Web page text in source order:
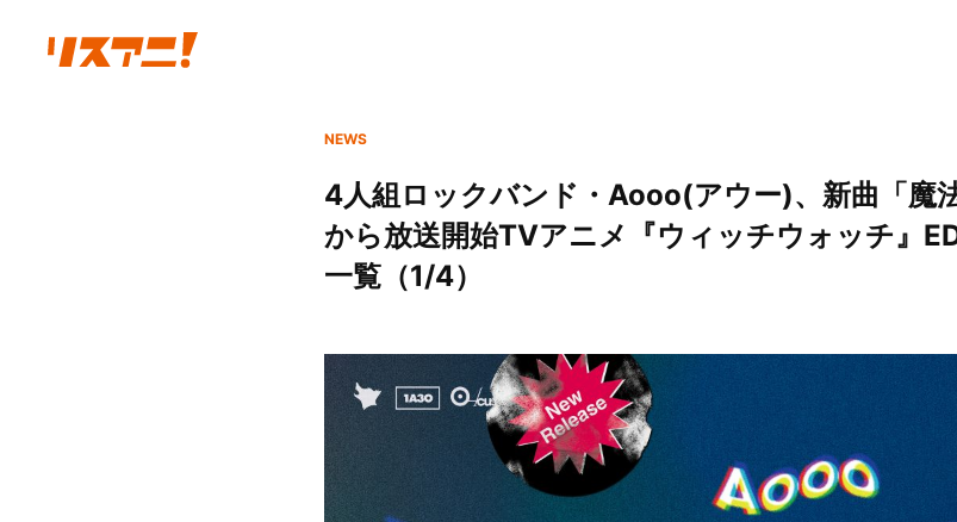
NEWS
4人組ロックバンド・Aooo(アウー)、新曲「魔
から放送開始TVアニメ『ウィッチウォッチ』
一覧（1/4）